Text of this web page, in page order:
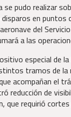
se pudo realizar
en puntos
del
a las
especial de la
tramos de
acompañan el
reducción de
que requirió